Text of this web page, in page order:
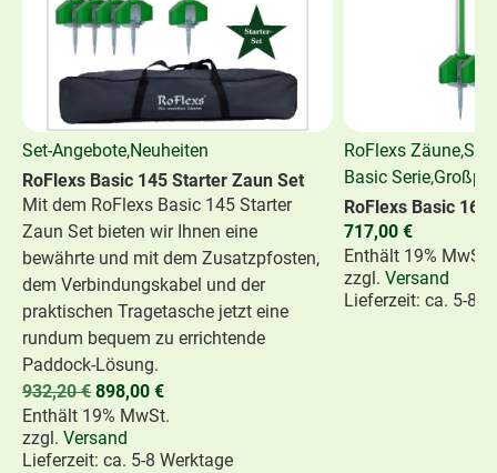
Set-Angebote,Neuheiten
RoFlexs Basic 145 Starter Zaun Set
Mit dem RoFlexs Basic 145 Starter
Zaun Set bieten wir Ihnen eine
bewährte und mit dem Zusatzpfosten,
dem Verbindungskabel und der
praktischen Tragetasche jetzt eine
rundum bequem zu errichtende
Paddock-Lösung.
932,20€ 898,00 €
Enthält 19% MwSt.
zzgl. Versand
Lieferzeit: ca. 5-8 Werktage
RoFlexs Zäune,
Basic Serie,
RoFlexs Basic
717,00 €
Enthält 19% MwSt.
zzgl. Versand
Lieferzeit: ca. 5-8